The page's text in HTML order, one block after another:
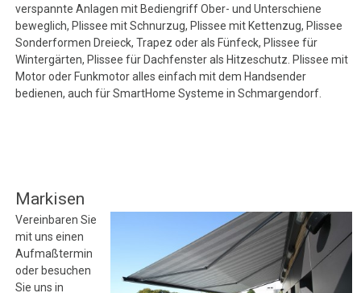
verspannte Anlagen mit Bediengriff Ober- und Unterschiene
beweglich, Plissee mit Schnurzug, Plissee mit Kettenzug, Plissee
Sonderformen Dreieck, Trapez oder als Fünfeck, Plissee für
Wintergärten, Plissee für Dachfenster als Hitzeschutz. Plissee mit
Motor oder Funkmotor alles einfach mit dem Handsender
bedienen, auch für SmartHome Systeme in Schmargendorf.
Markisen
Vereinbaren Sie
mit uns einen
Aufmaßtermin
oder besuchen
Sie uns in